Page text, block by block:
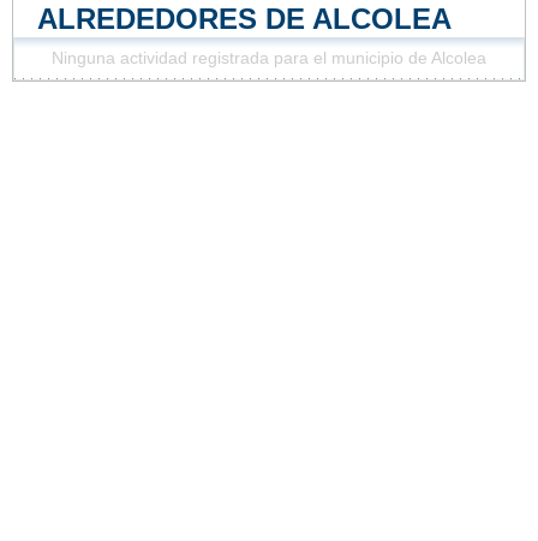
ALREDEDORES DE ALCOLEA
Ninguna actividad registrada para el municipio de Alcolea